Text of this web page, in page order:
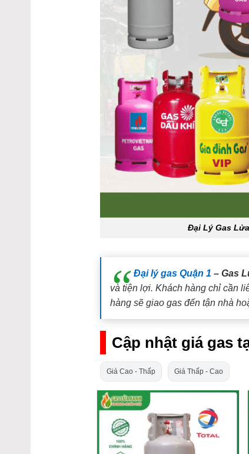
Đại Lý Gas
Đại lý gas Quận 1 – Gas
và tiện lợi. Khách hàng chỉ cần
hàng sẽ giao gas đến tận nhà
Cập nhật giá gas
Giá Cao - Thấp Giá Thấp - Cao